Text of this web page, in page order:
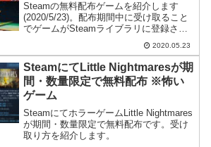
Steamの無料配布ゲームを紹介します
(2020/5/23)。配布期間中に受け取ること
でゲームがSteamライブラリに登録さ
れ、配布終了後も遊ぶことができます。
2020.05.23
SteamにてLittle Nightmaresが期
間・数量限定で無料配布 ※怖い
ゲーム
SteamにてホラーゲームLittle Nightmares
が期間・数量限定で無料配布です。受け
取り方を紹介します。